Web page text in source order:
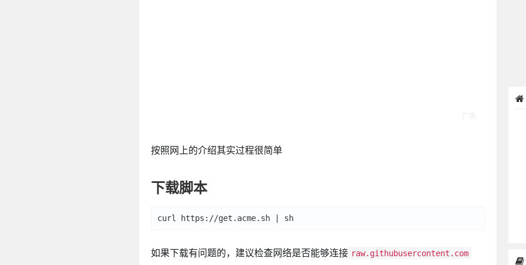
按照网上的介绍其实过程很简单
下载脚本
curl https://get.acme.sh | sh
如果下载有问题的，建议检查网络是否能够连接 raw.githubusercontent.com